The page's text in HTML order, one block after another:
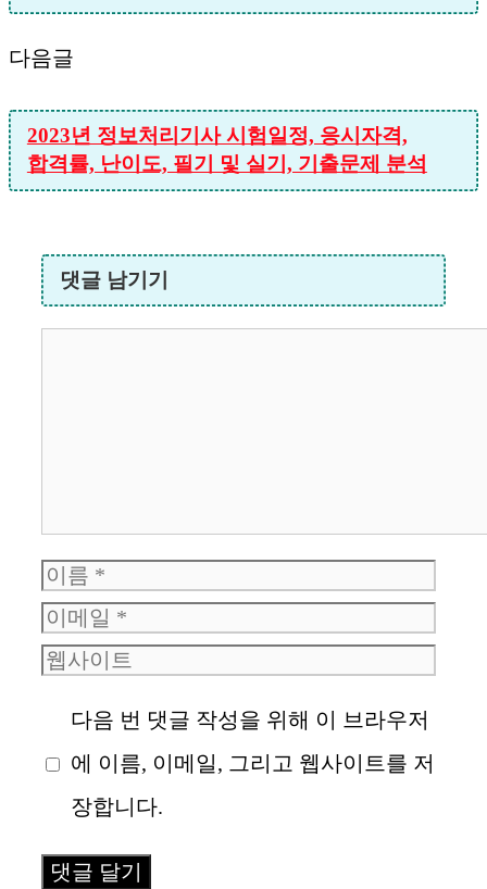
다음글
2023년 정보처리기사 시험일정, 응시자격,
합격률, 난이도, 필기 및 실기, 기출문제 분석
댓글 남기기
이
름
이
메
웹
이
다음 번 댓글 작성을 위해 이 브라우저
에 이름, 이메일, 그리고 웹사이트를 저
장합니다.